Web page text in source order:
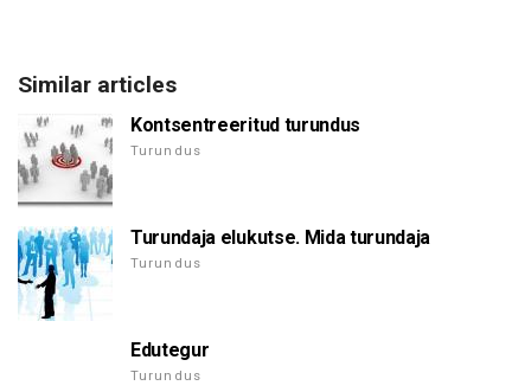
Similar articles
Kontsentreeritud turundus
Turundus
Turundaja elukutse. Mida turundaja
Turundus
Edutegur
Turundus